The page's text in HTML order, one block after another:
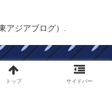
アジアブログ）.
トップ サイドバー